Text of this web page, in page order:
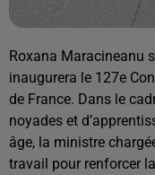
Roxana Maracineanu
inaugurera le 127e
de France. Dans le
noyades et
âge, la ministre
travail pour renforcer